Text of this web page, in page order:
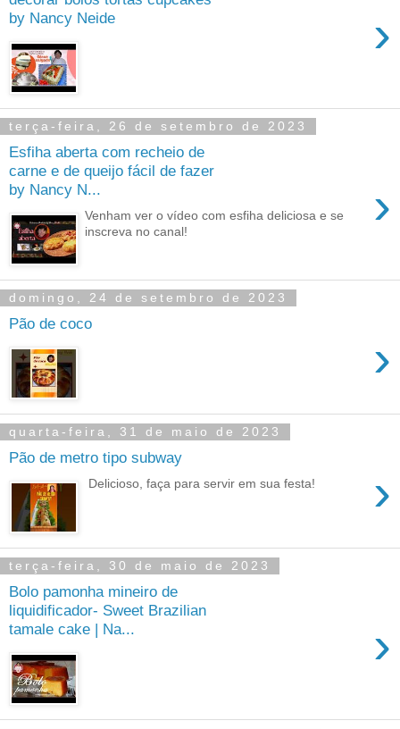
by Nancy Neide
›
terça-feira, 26 de setembro de 2023
Esfiha aberta com recheio de
carne e de queijo fácil de fazer
by Nancy N...
›
Venham ver o vídeo com esfiha deliciosa e se
inscreva no canal!
domingo, 24 de setembro de 2023
Pão de coco
›
quarta-feira, 31 de maio de 2023
Pão de metro tipo subway
›
Delicioso, faça para servir em sua festa!
terça-feira, 30 de maio de 2023
Bolo pamonha mineiro de
liquidificador- Sweet Brazilian
tamale cake | Na...
›